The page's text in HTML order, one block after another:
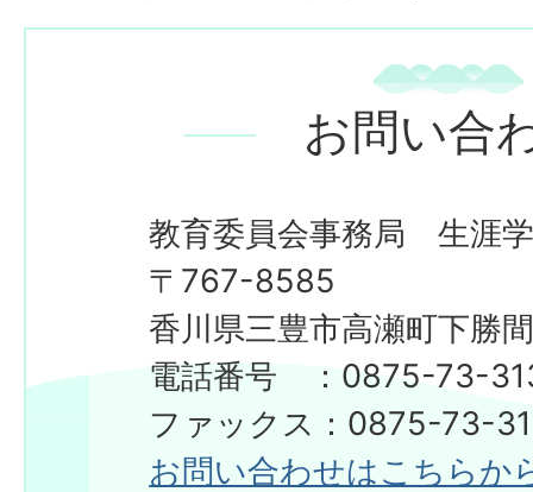
お問い合
教育委員会事務局 生涯
〒767-8585
香川県三豊市高瀬町下勝
電話番号 ：0875-73-
ファックス：0875-73-
お問い合わせはこちらか